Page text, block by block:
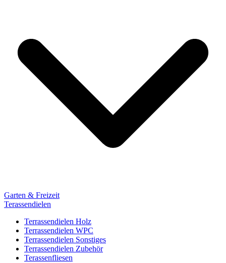
Garten & Freizeit
Terassendielen
Terrassendielen Holz
Terrassendielen WPC
Terrassendielen Sonstiges
Terrassendielen Zubehör
Terassenfliesen